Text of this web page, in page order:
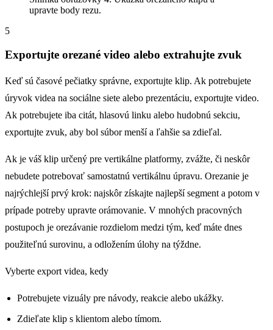
upravte body rezu.
5
Exportujte orezané video alebo extrahujte zvuk
Keď sú časové pečiatky správne, exportujte klip. Ak potrebujete
úryvok videa na sociálne siete alebo prezentáciu, exportujte video.
Ak potrebujete iba citát, hlasovú linku alebo hudobnú sekciu,
exportujte zvuk, aby bol súbor menší a ľahšie sa zdieľal.
Ak je váš klip určený pre vertikálne platformy, zvážte, či neskôr
nebudete potrebovať samostatnú vertikálnu úpravu. Orezanie je
najrýchlejší prvý krok: najskôr získajte najlepší segment a potom v
prípade potreby upravte orámovanie. V mnohých pracovných
postupoch je orezávanie rozdielom medzi tým, keď máte dnes
použiteľnú surovinu, a odložením úlohy na týždne.
Vyberte export videa, kedy
Potrebujete vizuály pre návody, reakcie alebo ukážky.
Zdieľate klip s klientom alebo tímom.